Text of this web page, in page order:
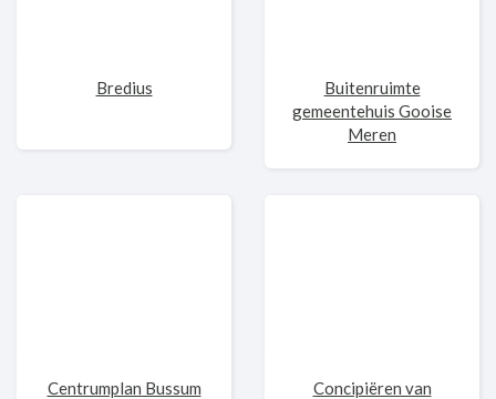
Bredius
Buitenruimte
gemeentehuis Gooise
Meren
Centrumplan Bussum
Concipiëren van